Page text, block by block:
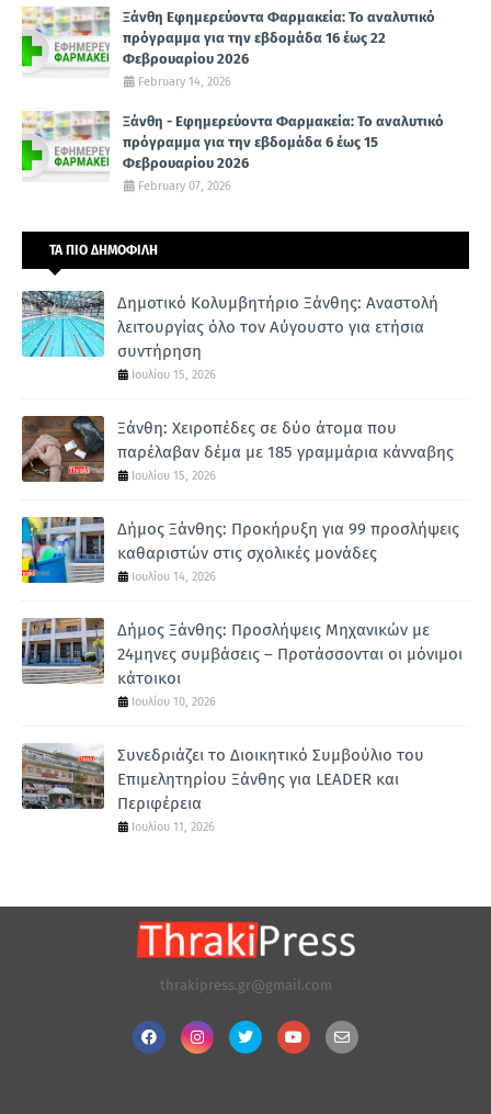
Ξάνθη Εφημερεύοντα Φαρμακεία: Το αναλυτικό
πρόγραμμα για την εβδομάδα 16 έως 22
Φεβρουαρίου 2026
February 14, 2026
Ξάνθη - Εφημερεύοντα Φαρμακεία: Το αναλυτικό
πρόγραμμα για την εβδομάδα 6 έως 15
Φεβρουαρίου 2026
February 07, 2026
ΤΑ ΠΙΟ ΔΗΜΟΦΙΛΗ
Δημοτικό Κολυμβητήριο Ξάνθης: Αναστολή
λειτουργίας όλο τον Αύγουστο για ετήσια
συντήρηση
Ιουλίου 15, 2026
Ξάνθη: Χειροπέδες σε δύο άτομα που
παρέλαβαν δέμα με 185 γραμμάρια κάνναβης
Ιουλίου 15, 2026
Δήμος Ξάνθης: Προκήρυξη για 99 προσλήψεις
καθαριστών στις σχολικές μονάδες
Ιουλίου 14, 2026
Δήμος Ξάνθης: Προσλήψεις Μηχανικών με
24μηνες συμβάσεις – Προτάσσονται οι μόνιμοι
κάτοικοι
Ιουλίου 10, 2026
Συνεδριάζει το Διοικητικό Συμβούλιο του
Επιμελητηρίου Ξάνθης για LEADER και
Περιφέρεια
Ιουλίου 11, 2026
thrakipress.gr@gmail.com